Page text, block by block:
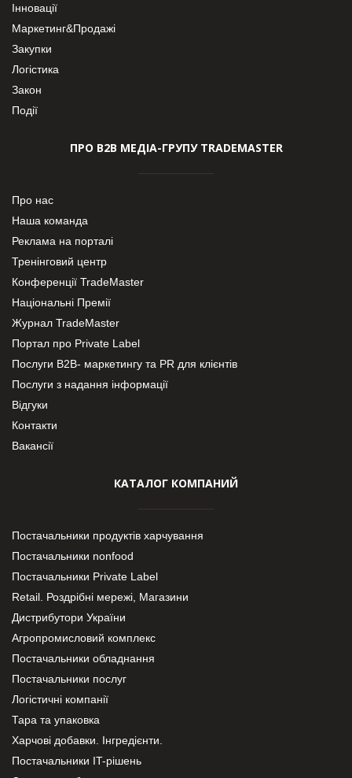
Інновації
Маркетинг&Продажі
Закупки
Логістика
Закон
Події
ПРО В2В МЕДІА-ГРУПУ TRADEMASTER
Про нас
Наша команда
Реклама на порталі
Тренінговий центр
Конференції TradeMaster
Національні Премії
Журнал TradeMaster
Портал про Private Label
Послуги В2В- маркетингу та PR для клієнтів
Послуги з надання інформації
Відгуки
Контакти
Вакансії
КАТАЛОГ КОМПАНИЙ
Постачальники продуктів харчування
Постачальники nonfood
Постачальники Private Label
Retail. Роздрібні мережі, Магазини
Дистрибутори України
Агропромисловий комплекс
Постачальники обладнання
Постачальники послуг
Логістичні компанії
Тара та упаковка
Харчові добавки. Інгредієнти.
Постачальники IT-рішень